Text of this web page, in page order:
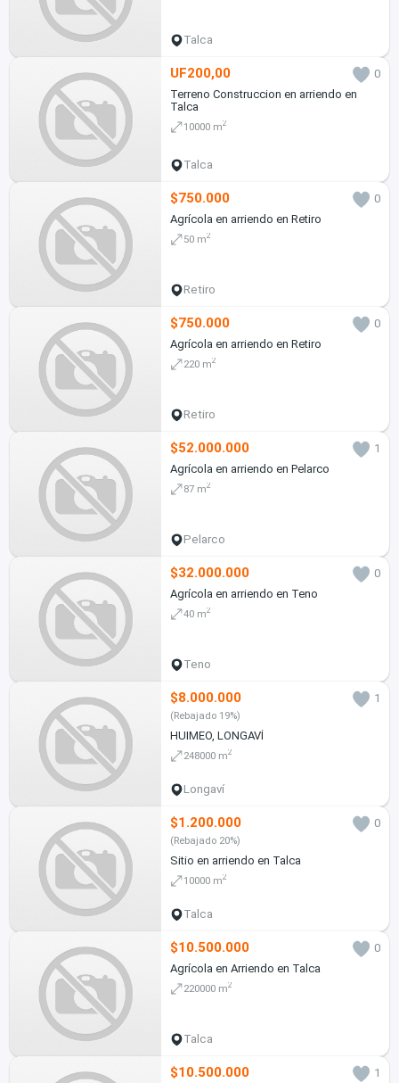
Talca
UF200,00
0
Terreno Construccion en arriendo en
Talca
10000 m2
Talca
$750.000
0
Agrícola en arriendo en Retiro
50 m2
Retiro
$750.000
0
Agrícola en arriendo en Retiro
220 m2
Retiro
$52.000.000
1
Agrícola en arriendo en Pelarco
87 m2
Pelarco
$32.000.000
0
Agrícola en arriendo en Teno
40 m2
Teno
$8.000.000 1
(Rebajado 19%)
HUIMEO, LONGAVÍ
248000 m2
Longaví
$1.200.000 0
(Rebajado 20%)
Sitio en arriendo en Talca
10000 m2
Talca
$10.500.000
0
Agrícola en Arriendo en Talca
220000 m2
Talca
$10.500.000 1